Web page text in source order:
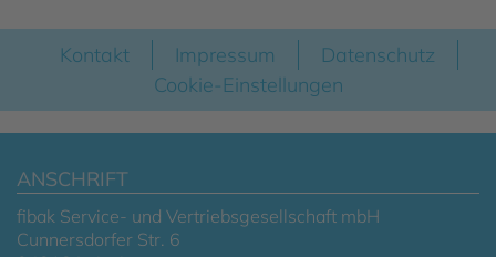
Kontakt Impressum
Datenschutz
Cookie-Einstellungen
ANSCHRIFT
fibak Service- und Vertriebsgesellschaft mbH
Cunnersdorfer Str. 6